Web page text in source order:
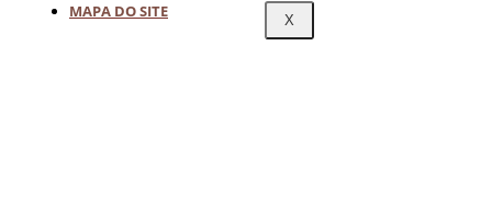
X
MAPA DO SITE